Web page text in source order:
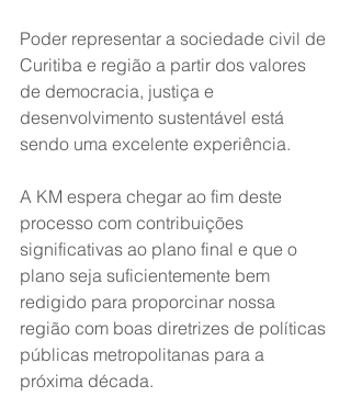
Poder representar a sociedade civil de
Curitiba e região a partir dos valores
de democracia, justiça e
desenvolvimento sustentável está
sendo uma excelente experiência.
A KM espera chegar ao fim deste
processo com contribuições
significativas ao plano final e que o
plano seja suficientemente bem
redigido para proporcinar nossa
região com boas diretrizes de políticas
públicas metropolitanas para a
próxima década.